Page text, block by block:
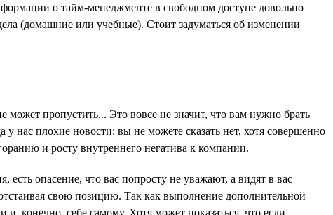
о тайм-менеджменте в свободном доступе довольно
(домашние или учебные). Стоит задуматься об изменении
может пропустить... Это вовсе не значит, что вам нужно брать
нас плохие новости: вы не можете сказать нет, хотя совершенно
и росту внутреннего негатива к компании.
опасение, что вас попросту не уважают, а видят в вас
свою позицию. Так как выполнение дополнительной
конечно, себе самому. Хотя может показаться, что если